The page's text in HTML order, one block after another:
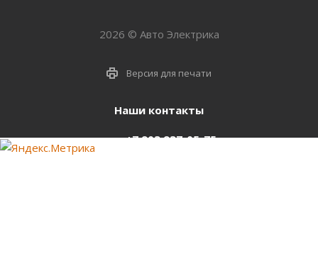
2026 © Авто Электрика
Версия для печати
Наши контакты
+7 903 937-05-75